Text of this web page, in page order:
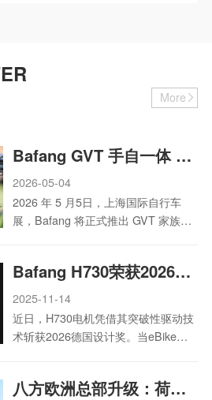
More
Bafang GVT 手自一体 5 挡电变花鼓 RG E510
2026-05-04
2026 年 5 月5日，上海国际自行车
展，Bafang 将正式推出 GVT 家族新
子变速方案，专为 eBike 设计，可匹
配最大 120 Nm 输出的中置电机。它
与 Bafang M210（城市车）、
M410（旅行车）、M430（载货车）
深度协同，构建一套能理解骑手意
能驱动方案。
Bafang H730荣获2026德国设计奖，定义城市骑行新风尚
2025-11-14
近日，H730电机凭借其突破性驱动技
术斩获2026德国设计奖。当eBike日
系统，以无缝集成、低维护需求和高
八方欧洲总部升级：荷兰新基地落成，进一步提升服务能力